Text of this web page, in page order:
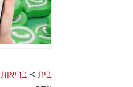
בית>בריאות